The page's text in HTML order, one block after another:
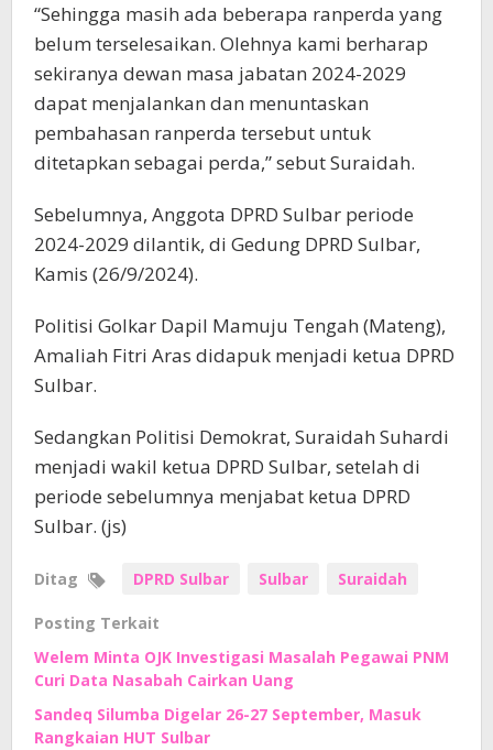
“Sehingga masih ada beberapa ranperda yang
belum terselesaikan. Olehnya kami berharap
sekiranya dewan masa jabatan 2024-2029
dapat menjalankan dan menuntaskan
pembahasan ranperda tersebut untuk
ditetapkan sebagai perda,” sebut Suraidah.
Sebelumnya, Anggota DPRD Sulbar periode
2024-2029 dilantik, di Gedung DPRD Sulbar,
Kamis (26/9/2024).
Politisi Golkar Dapil Mamuju Tengah (Mateng),
Amaliah Fitri Aras didapuk menjadi ketua DPRD
Sulbar.
Sedangkan Politisi Demokrat, Suraidah Suhardi
menjadi wakil ketua DPRD Sulbar, setelah di
periode sebelumnya menjabat ketua DPRD
Sulbar. (js)
Ditag DPRD Sulbar Sulbar Suraidah
Posting Terkait
Welem Minta OJK Investigasi Masalah Pegawai PNM
Curi Data Nasabah Cairkan Uang
Sandeq Silumba Digelar 26-27 September, Masuk
Rangkaian HUT Sulbar